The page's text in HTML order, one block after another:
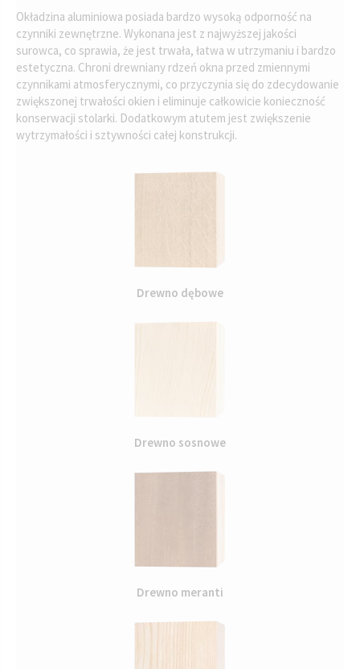
Okładzina aluminiowa posiada bardzo wysoką odporność na
czynniki zewnętrzne. Wykonana jest z najwyższej jakości
surowca, co sprawia, że jest trwała, łatwa w utrzymaniu i bardzo
estetyczna. Chroni drewniany rdzeń okna przed zmiennymi
czynnikami atmosferycznymi, co przyczynia się do zdecydowanie
zwiększonej trwałości okien i eliminuje całkowicie konieczność
konserwacji stolarki. Dodatkowym atutem jest zwiększenie
wytrzymałości i sztywności całej konstrukcji.
Drewno dębowe
Drewno sosnowe
Drewno meranti